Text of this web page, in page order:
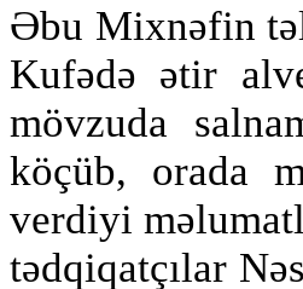
Əbu Mixnəfin
Kufədə ətir
mövzuda
köçüb, orada
verdiyi
tədqiqatçılar